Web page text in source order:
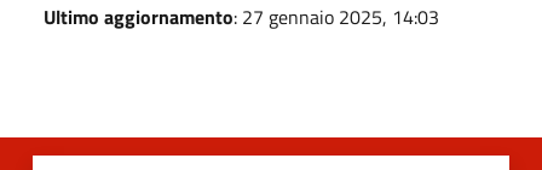
Ultimo aggiornamento: 27 gennaio 2025, 14:03